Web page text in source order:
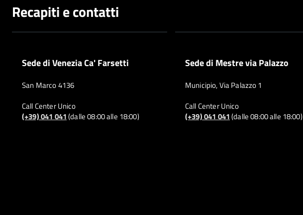
Recapiti e contatti
Sede di Venezia Ca' Farsetti
San Marco 4136
Call Center Unico
(+39) 041 041(dalle 08:00 alle 18:00)
Sede di Mestre via Palazzo
Municipio, Via Palazzo 1
Call Center Unico
(+39) 041 041(dalle 08:00 alle 18:00)